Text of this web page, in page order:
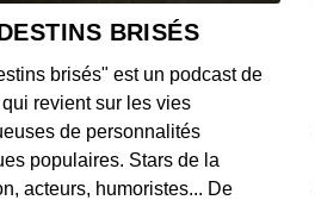
BRISÉS
brisés" est un podcast de
revient sur les vies
de personnalités
populaires. Stars de la
acteurs, humoristes... De